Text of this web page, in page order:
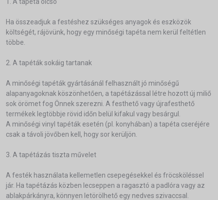
Ha összeadjuk a festéshez szükséges anyagok és eszközök
költségét, rájövünk, hogy egy minőségi tapéta nem kerül feltétlen
többe.
2. A tapéták sokáig tartanak
A minőségi tapéták gyártásánál felhasznált jó minőségű
alapanyagoknak köszönhetően, a tapétázással létre hozott új miliő
sok örömet fog Önnek szerezni. A festhető vagy újrafesthető
termékek legtöbbje rövid időn belül kifakul vagy besárgul.
A minőségi vinyl tapéták esetén (pl. konyhában) a tapéta cseréjére
csak a távoli jövőben kell, hogy sor kerüljön.
3. A tapétázás tiszta művelet
A festék használata kellemetlen csepegésekkel és fröcsköléssel
jár. Ha tapétázás közben lecseppen a ragasztó a padlóra vagy az
ablakpárkányra, könnyen letörölhető egy nedves szivaccsal.